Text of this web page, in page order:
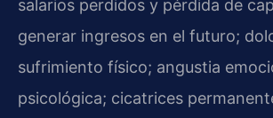
salarios perdidos y pérdida de
generar ingresos en el futuro;
sufrimiento físico; angustia
psicológica; cicatrices